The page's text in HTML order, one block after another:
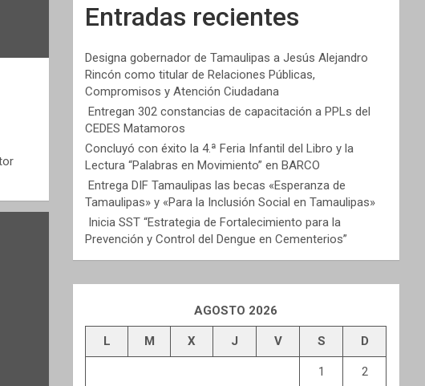
Entradas recientes
Designa gobernador de Tamaulipas a Jesús Alejandro
Rincón como titular de Relaciones Públicas,
Compromisos y Atención Ciudadana
Entregan 302 constancias de capacitación a PPLs del
CEDES Matamoros
Concluyó con éxito la 4.ª Feria Infantil del Libro y la
Lectura “Palabras en Movimiento” en BARCO
Entrega DIF Tamaulipas las becas «Esperanza de
Tamaulipas» y «Para la Inclusión Social en Tamaulipas»
Inicia SST “Estrategia de Fortalecimiento para la
Prevención y Control del Dengue en Cementerios”
AGOSTO 2026
L M X J V S D
1 2